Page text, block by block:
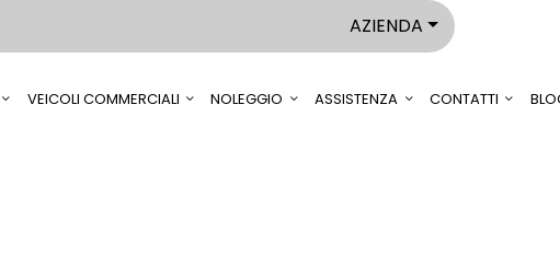
AZIENDA
VEICOLI COMMERCIALI NOLEGGIO ASSISTENZA CONTATTI